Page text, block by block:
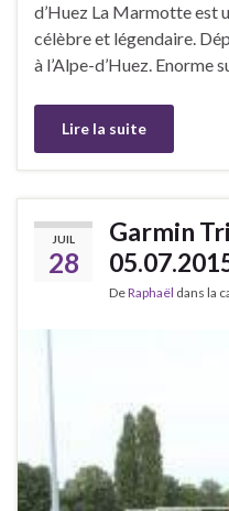
d’Huez La Marmotte est
célèbre et légendaire.
à l’Alpe-d’Huez.
Lire la suite
JUIL
28
Garmin
DeRaphaël dans la